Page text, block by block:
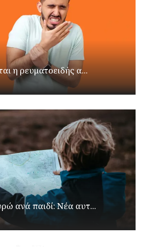
η ρευματοειδής α...
ανά παιδί: Νέα αυτ...